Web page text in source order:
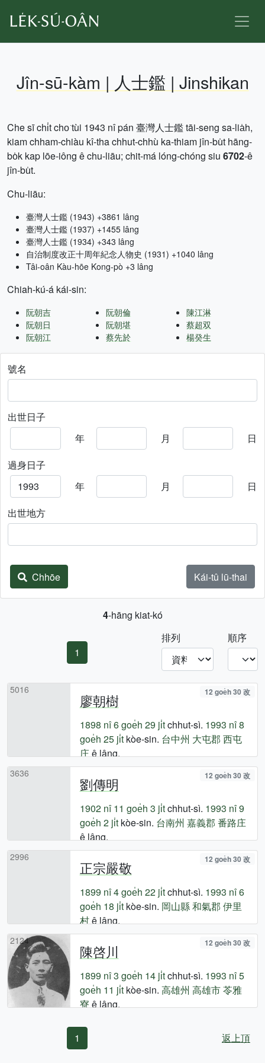
Jîn-sū-kàm | 人士鑑 | Jinshikan
Che sī chi̍t cho͘ tùi 1943 nî pán 臺灣人士鑑 tāi-seng sa-lia̍h,
kiam chham-chiàu kî-tha chhut-chhù ka-thiam jîn-bu̍t hāng-
bo̍k kap lōe-iông ê chu-liāu; chit-má lóng-chóng siu 6702-ê
jîn-bu̍t.
Chu-liāu:
臺灣人士鑑 (1943) +3861 lâng
臺灣人士鑑 (1937) +1455 lâng
臺灣人士鑑 (1934) +343 lâng
自治制度改正十周年紀念人物史 (1931) +1040 lâng
Tâi-oân Kàu-hōe Kong-pò +3 lâng
Chiah-kú-á kái-sin:
阮朝吉
阮朝日
阮朝江
阮朝倫
阮朝堪
蔡先於
陳江淋
蔡超双
楊癸生
號名
出世日子
年
月
日
過身日子
年
月
日
出世地方
Chhōe Kái-tû lū-thai
4-hāng kiat-kó
1
排列 順序
5016
廖朝樹 12 goe̍h 30 改
1898 nî6 goe̍h 29 ji̍tchhut-sì. 1993 nî8
goe̍h 25 ji̍tkòe-sin. 台中州 大屯郡 西屯
庄ê lâng.
3636
劉傳明 12 goe̍h 30 改
1902 nî 11 goe̍h 3 ji̍tchhut-sì. 1993 nî9
goe̍h 2 ji̍tkòe-sin. 台南州 嘉義郡 番路庄
ê lâng.
2996
正宗嚴敬 12 goe̍h 30 改
1899 nî4 goe̍h 22 ji̍tchhut-sì. 1993 nî6
goe̍h 18 ji̍tkòe-sin. 岡山縣和氣郡 伊里
村ê lâng.
2124
陳啓川 12 goe̍h 30 改
1899 nî3 goe̍h 14 ji̍tchhut-sì. 1993 nî5
goe̍h 11 ji̍tkòe-sin. 高雄州 高雄市苓雅
寮ê lâng.
1 返上頂